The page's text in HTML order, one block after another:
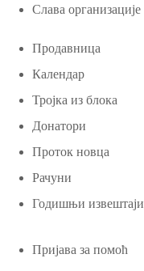
Слава организације
Продавница
Календар
Тројка из блока
Донатори
Проток новца
Рачуни
Годишњи извештаји
Пријава за помоћ